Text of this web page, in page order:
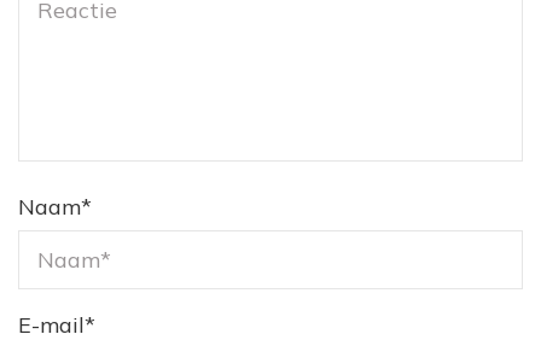
Naam*
E-mail*